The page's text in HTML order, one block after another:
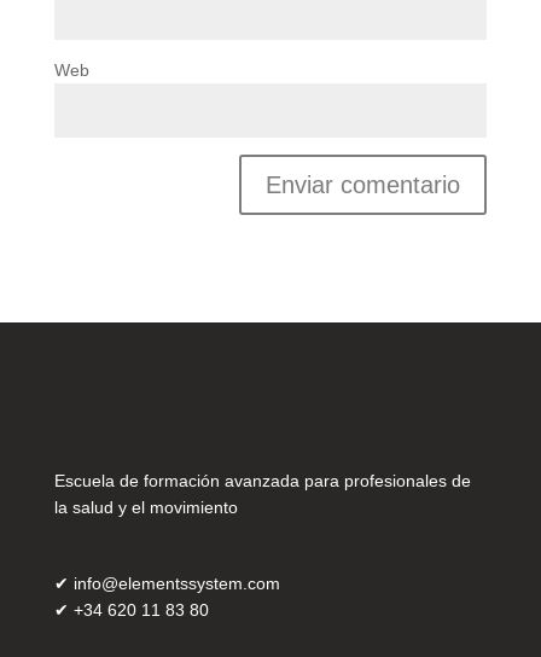
Web
Escuela de formación avanzada para profesionales de
la salud y el movimiento
✔ info@elementssystem.com
✔ +34 620 11 83 80